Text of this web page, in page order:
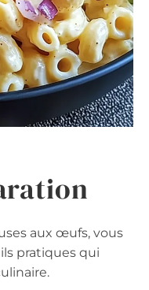
aux œufs, vous
pratiques qui